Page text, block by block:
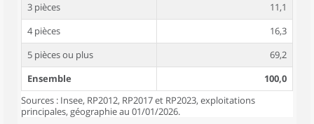
3 pièces
11,1
4 pièces
16,3
5 pièces ou plus
69,2
Ensemble
100,0
Sources : Insee, RP2012, RP2017 et RP2023, exploitations
principales, géographie au 01/01/2026.